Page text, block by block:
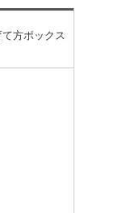
方ボックス